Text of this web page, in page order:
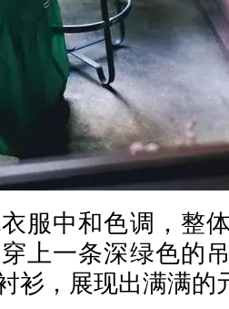
服中和色调，整
上一条深绿色的
衫，展现出满满的